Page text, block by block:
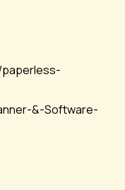
&-Software-